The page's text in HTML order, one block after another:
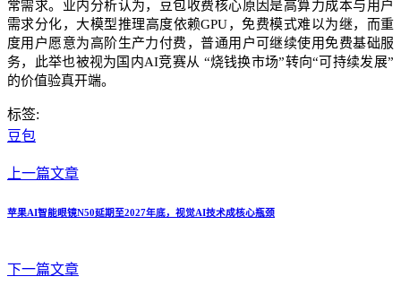
常需求。业内分析认为，豆包收费核心原因是高算力成本与用户
需求分化，大模型推理高度依赖GPU，免费模式难以为继，而重
度用户愿意为高阶生产力付费，普通用户可继续使用免费基础服
务，此举也被视为国内AI竞赛从 “烧钱换市场”转向“可持续发展”
的价值验真开端。
标签:
豆包
上一篇文章
苹果AI智能眼镜N50延期至2027年底，视觉AI技术成核心瓶颈
下一篇文章